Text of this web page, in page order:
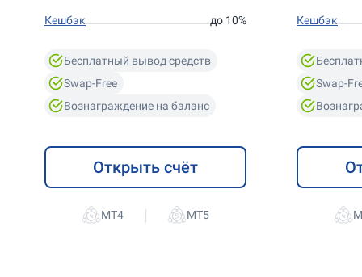
Кешбэк до 10%
Бесплатный вывод средств
Swap-Free
Вознаграждение на баланс
Открыть счёт
|
Кешбэк
Swap-